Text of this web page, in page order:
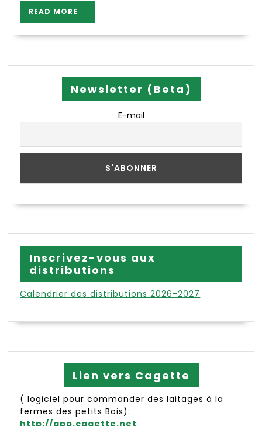
READ MORE
MORE
Newsletter (Beta)
E-mail
Inscrivez-vous aux
distributions
Calendrier des distributions 2026-2027
Lien vers Cagette
( logiciel pour commander des laitages à la
fermes des petits Bois):
http://app.cagette.net